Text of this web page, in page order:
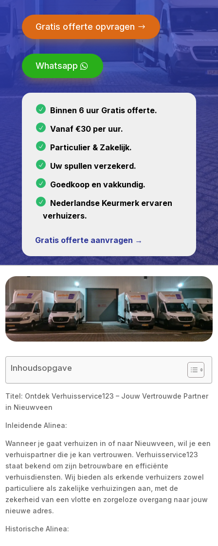
Gratis offerte opvragen
Whatsapp
Binnen 6 uur Gratis offerte.
Vanaf €30 per uur.
Particulier & Zakelijk.
Uw spullen verzekerd.
Goedkoop en vakkundig.
Nederlandse Keurmerk ervaren
verhuizers.
Gratis offerte aanvragen →
Inhoudsopgave
Titel: Ontdek Verhuisservice123 – Jouw Vertrouwde Partner
in Nieuwveen
Inleidende Alinea:
Wanneer je gaat verhuizen in of naar Nieuwveen, wil je een
verhuispartner die je kan vertrouwen. Verhuisservice123
staat bekend om zijn betrouwbare en efficiënte
verhuisdiensten. Wij bieden als erkende verhuizers zowel
particuliere als zakelijke verhuizingen aan, met de
zekerheid van een vlotte en zorgeloze overgang naar jouw
nieuwe adres.
Historische Alinea: